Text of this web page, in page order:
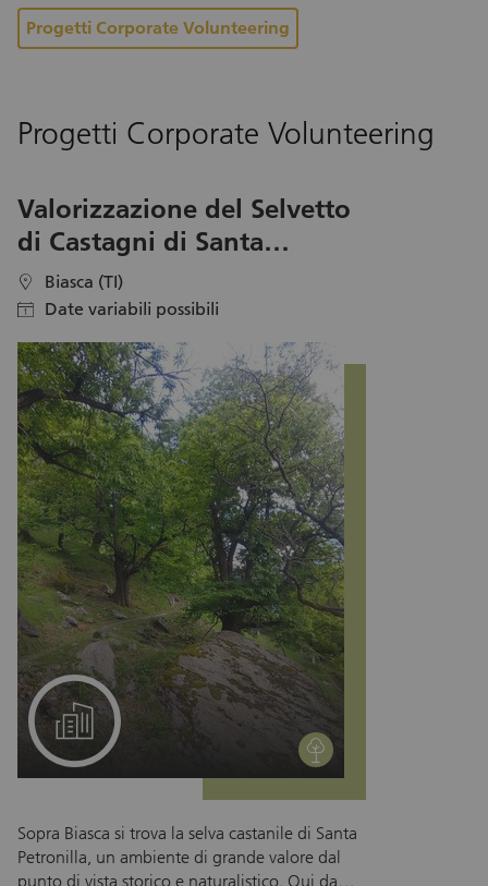
Progetti Corporate Volunteering
Progetti Corporate Volunteering
Valorizzazione del Selvetto
di Castagni di Santa
Petronilla
location Biasca (TI)
calendar Date variabili possibili
Un progetto per il suo team
environment
Sopra Biasca si trova la selva castanile di Santa
Petronilla, un ambiente di grande valore dal
punto di vista storico e naturalistico. Qui da